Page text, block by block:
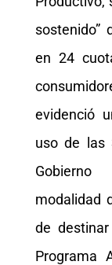
sostenido”
en 24
evidenció
uso de las
modalidad
de
Programa